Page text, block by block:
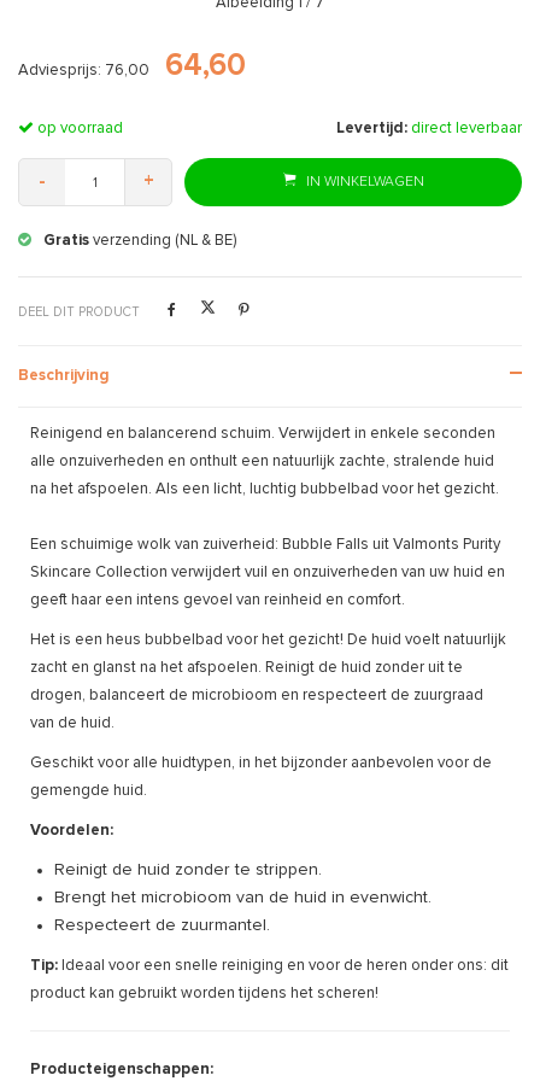
Adviesprijs: 76,00 64,60
op voorraad Levertijd: direct leverbaar
- + IN WINKELWAGEN
Gratis verzending (NL & BE)
DEEL DIT PRODUCT
Beschrijving
Reinigend en balancerend schuim. Verwijdert in enkele seconden
alle onzuiverheden en onthult een natuurlijk zachte, stralende huid
na het afspoelen. Als een licht, luchtig bubbelbad voor het gezicht.
Een schuimige wolk van zuiverheid: Bubble Falls uit Valmonts Purity
Skincare Collection verwijdert vuil en onzuiverheden van uw huid en
geeft haar een intens gevoel van reinheid en comfort.
Het is een heus bubbelbad voor het gezicht! De huid voelt natuurlijk
zacht en glanst na het afspoelen. Reinigt de huid zonder uit te
drogen, balanceert de microbioom en respecteert de zuurgraad
van de huid.
Geschikt voor alle huidtypen, in het bijzonder aanbevolen voor de
gemengde huid.
Voordelen:
Reinigt de huid zonder te strippen.
Brengt het microbioom van de huid in evenwicht.
Respecteert de zuurmantel.
Tip: Ideaal voor een snelle reiniging en voor de heren onder ons: dit
product kan gebruikt worden tijdens het scheren!
Producteigenschappen: